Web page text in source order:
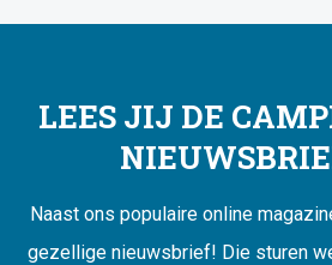
LEES JIJ DE
Naast ons populaire online
gezellige nieuwsbrief! Die sturen